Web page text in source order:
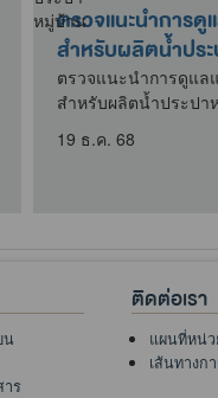
นำการดูแลแหล่งน้ำดิบ
ตน้ำประปาหมู่บ้าน
นำการดูแลแหล่งน้ำดิบ
น้ำประปาหมู่บ้าน
น
ร
ติดต่อเรา
แผนที่หน่ว
เส้นทางก